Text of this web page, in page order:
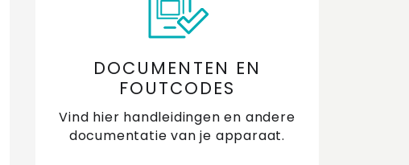
DOCUMENTEN EN
FOUTCODES
Vind hier handleidingen en andere
documentatie van je apparaat.